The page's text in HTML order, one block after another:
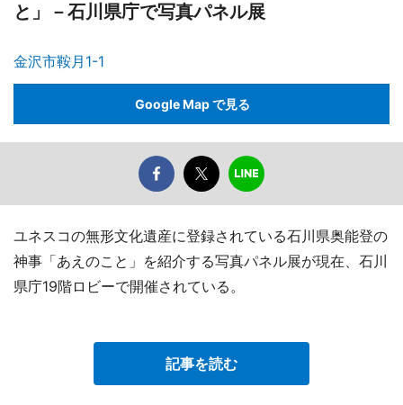
と」－石川県庁で写真パネル展
金沢市鞍月1-1
Google Map で見る
ユネスコの無形文化遺産に登録されている石川県奥能登の
神事「あえのこと」を紹介する写真パネル展が現在、石川
県庁19階ロビーで開催されている。
記事を読む